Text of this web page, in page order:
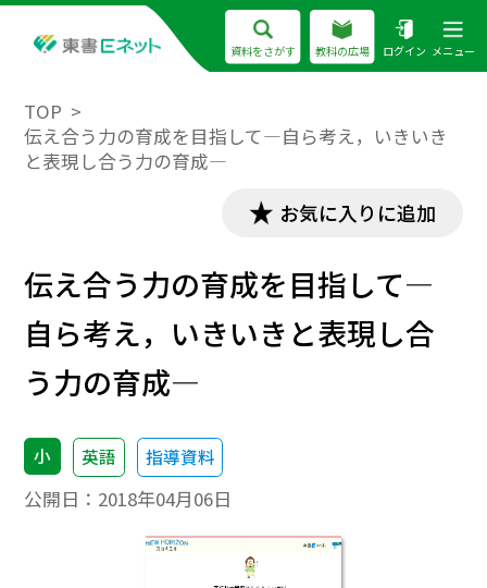
資料をさがす 教科の広場 ログイン メニュー
TOP
伝え合う力の育成を目指して―自ら考え，いきいき
と表現し合う力の育成―
お気に入りに追加
伝え合う力の育成を目指して―
自ら考え，いきいきと表現し合
う力の育成―
小 英語 指導資料
公開日： 2018年04月06日